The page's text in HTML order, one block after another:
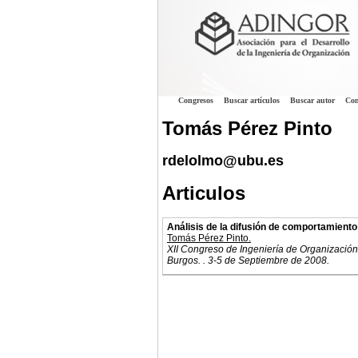
Congresos Buscar artículos Buscar autor
Tomás Pérez Pinto
rdelolmo@ubu.es
Articulos
Análisis de la difusión de
Tomás Pérez Pinto.
XII Congreso de Ingeniería de Organización
Burgos. . 3-5 de Septiembre de 2008.